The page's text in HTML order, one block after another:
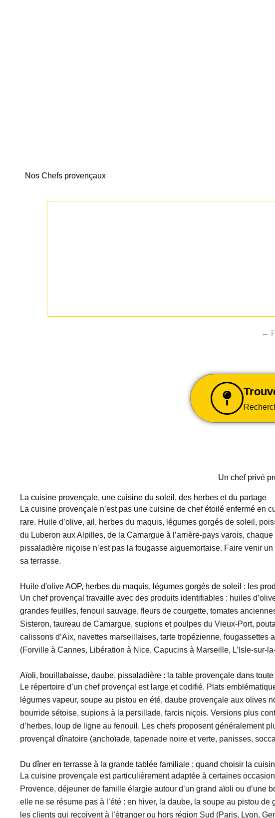
Nos Chefs provençaux
←
Un chef privé
La cuisine provençale, une cuisine du soleil, des herbes et du partage
La cuisine provençale n’est pas une cuisine de chef étoilé enfermé en
rare. Huile d’olive, ail, herbes du maquis, légumes gorgés de soleil,
du Luberon aux Alpilles, de la Camargue à l’arrière-pays varois,
pissaladière niçoise n’est pas la fougasse aiguemortaise. Faire venir
sa terrasse.
Huile d'olive AOP, herbes du maquis, légumes gorgés de soleil : les
Un chef provençal travaille avec des produits identifiables : huiles
grandes feuilles, fenouil sauvage, fleurs de courgette, tomates
Sisteron, taureau de Camargue, supions et poulpes du Vieux-Port,
calissons d’Aix, navettes marseillaises, tarte tropézienne, fougassettes
(Forville à Cannes, Libération à Nice, Capucins à Marseille, L’Isle-sur-
Aïoli, bouillabaisse, daube, pissaladière : la table provençale dans
Le répertoire d’un chef provençal est large et codifié. Plats
légumes vapeur, soupe au pistou en été, daube provençale aux
bourride sétoise, supions à la persillade, farcis niçois. Versions plus
d’herbes, loup de ligne au fenouil. Les chefs proposent généralement
provençal dînatoire (anchoïade, tapenade noire et verte, panisses,
Du dîner en terrasse à la grande tablée familiale : quand choisir la
La cuisine provençale est particulièrement adaptée à certaines
Provence, déjeuner de famille élargie autour d’un grand aïoli ou
elle ne se résume pas à l’été : en hiver, la daube, la soupe au pistou
les clients qui reçoivent à l’étranger ou hors région Sud (Paris, Lyon,